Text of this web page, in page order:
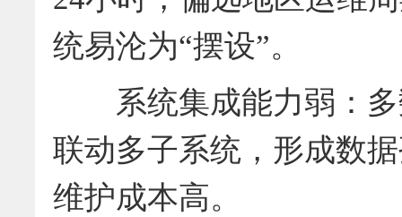
统易沦为“摆设”。
系统集成能力弱：多
联动多子系统，形成数
维护成本高。